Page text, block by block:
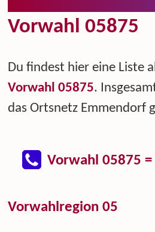
Vorwahl 05875
Du findest hier eine Liste
Vorwahl 05875.
das Ortsnetz Emmendorf
Vorwahl 05875
Vorwahlregion 05